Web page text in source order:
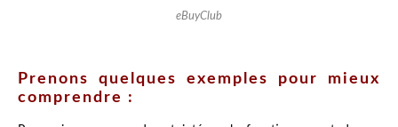
eBuyClub
Prenons quelques exemples pour mieux
comprendre :